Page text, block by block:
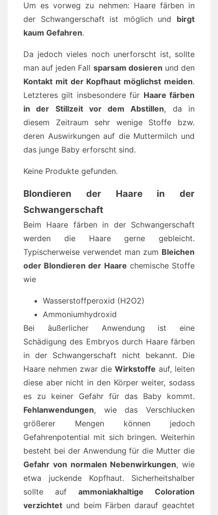
Um es vorweg zu nehmen: Haare färben in
der Schwangerschaft ist möglich und birgt
kaum Gefahren.
Da jedoch vieles noch unerforscht ist, sollte
man auf jeden Fall sparsam dosieren und den
Kontakt mit der Kopfhaut möglichst meiden.
Letzteres gilt insbesondere für Haare färben
in der Stillzeit vor dem Abstillen, da in
diesem Zeitraum sehr wenige Stoffe bzw.
deren Auswirkungen auf die Muttermilch und
das junge Baby erforscht sind.
Keine Produkte gefunden.
Blondieren der Haare in der
Schwangerschaft
Beim Haare färben in der Schwangerschaft
werden die Haare gerne gebleicht.
Typischerweise verwendet man zum Bleichen
oder Blondieren der Haare chemische Stoffe
wie
Wasserstoffperoxid (H2O2)
Ammoniumhydroxid
Bei äußerlicher Anwendung ist eine
Schädigung des Embryos durch Haare färben
in der Schwangerschaft nicht bekannt. Die
Haare nehmen zwar die Wirkstoffe auf, leiten
diese aber nicht in den Körper weiter, sodass
es zu keiner Gefahr für das Baby kommt.
Fehlanwendungen, wie das Verschlucken
größerer Mengen können jedoch
Gefahrenpotential mit sich bringen. Weiterhin
besteht bei der Anwendung für die Mutter die
Gefahr von normalen Nebenwirkungen, wie
etwa juckende Kopfhaut. Sicherheitshalber
sollte auf ammoniakhaltige Coloration
verzichtet und beim Färben darauf geachtet